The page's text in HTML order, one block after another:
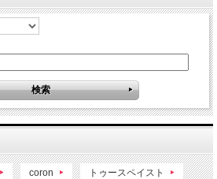
coron トゥースペイスト